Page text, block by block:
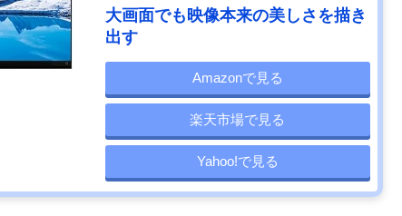
大画面でも映像本来の美しさを描き
出す
Amazonで見る
楽天市場で見る
Yahoo!で見る